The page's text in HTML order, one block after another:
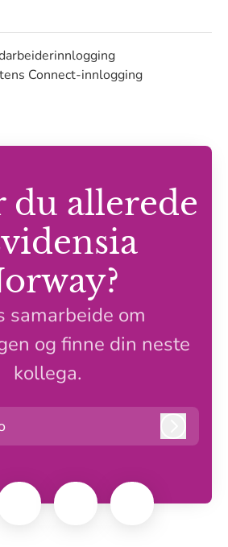
Connect-innlogging
du allerede
samarbeide om
og finne din neste
kollega.